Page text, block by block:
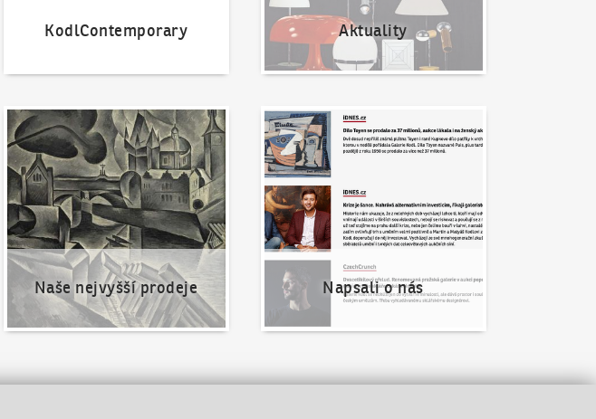
KodlContemporary Aktuality
Naše nejvyšší prodeje
Naše nejvyšší prodeje
Napsali o nás
Napsali o nás